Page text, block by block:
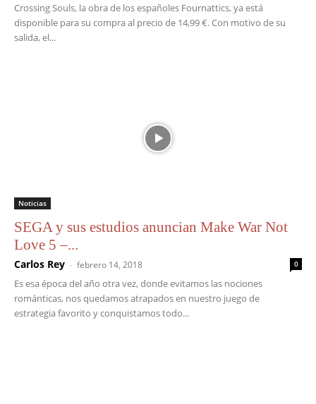
Crossing Souls, la obra de los españoles Fournattics, ya está
disponible para su compra al precio de 14,99 €. Con motivo de su
salida, el...
Noticias
SEGA y sus estudios anuncian Make War Not
Love 5 –...
Carlos Rey - febrero 14, 2018 0
Es esa época del año otra vez, donde evitamos las nociones
románticas, nos quedamos atrapados en nuestro juego de
estrategia favorito y conquistamos todo...